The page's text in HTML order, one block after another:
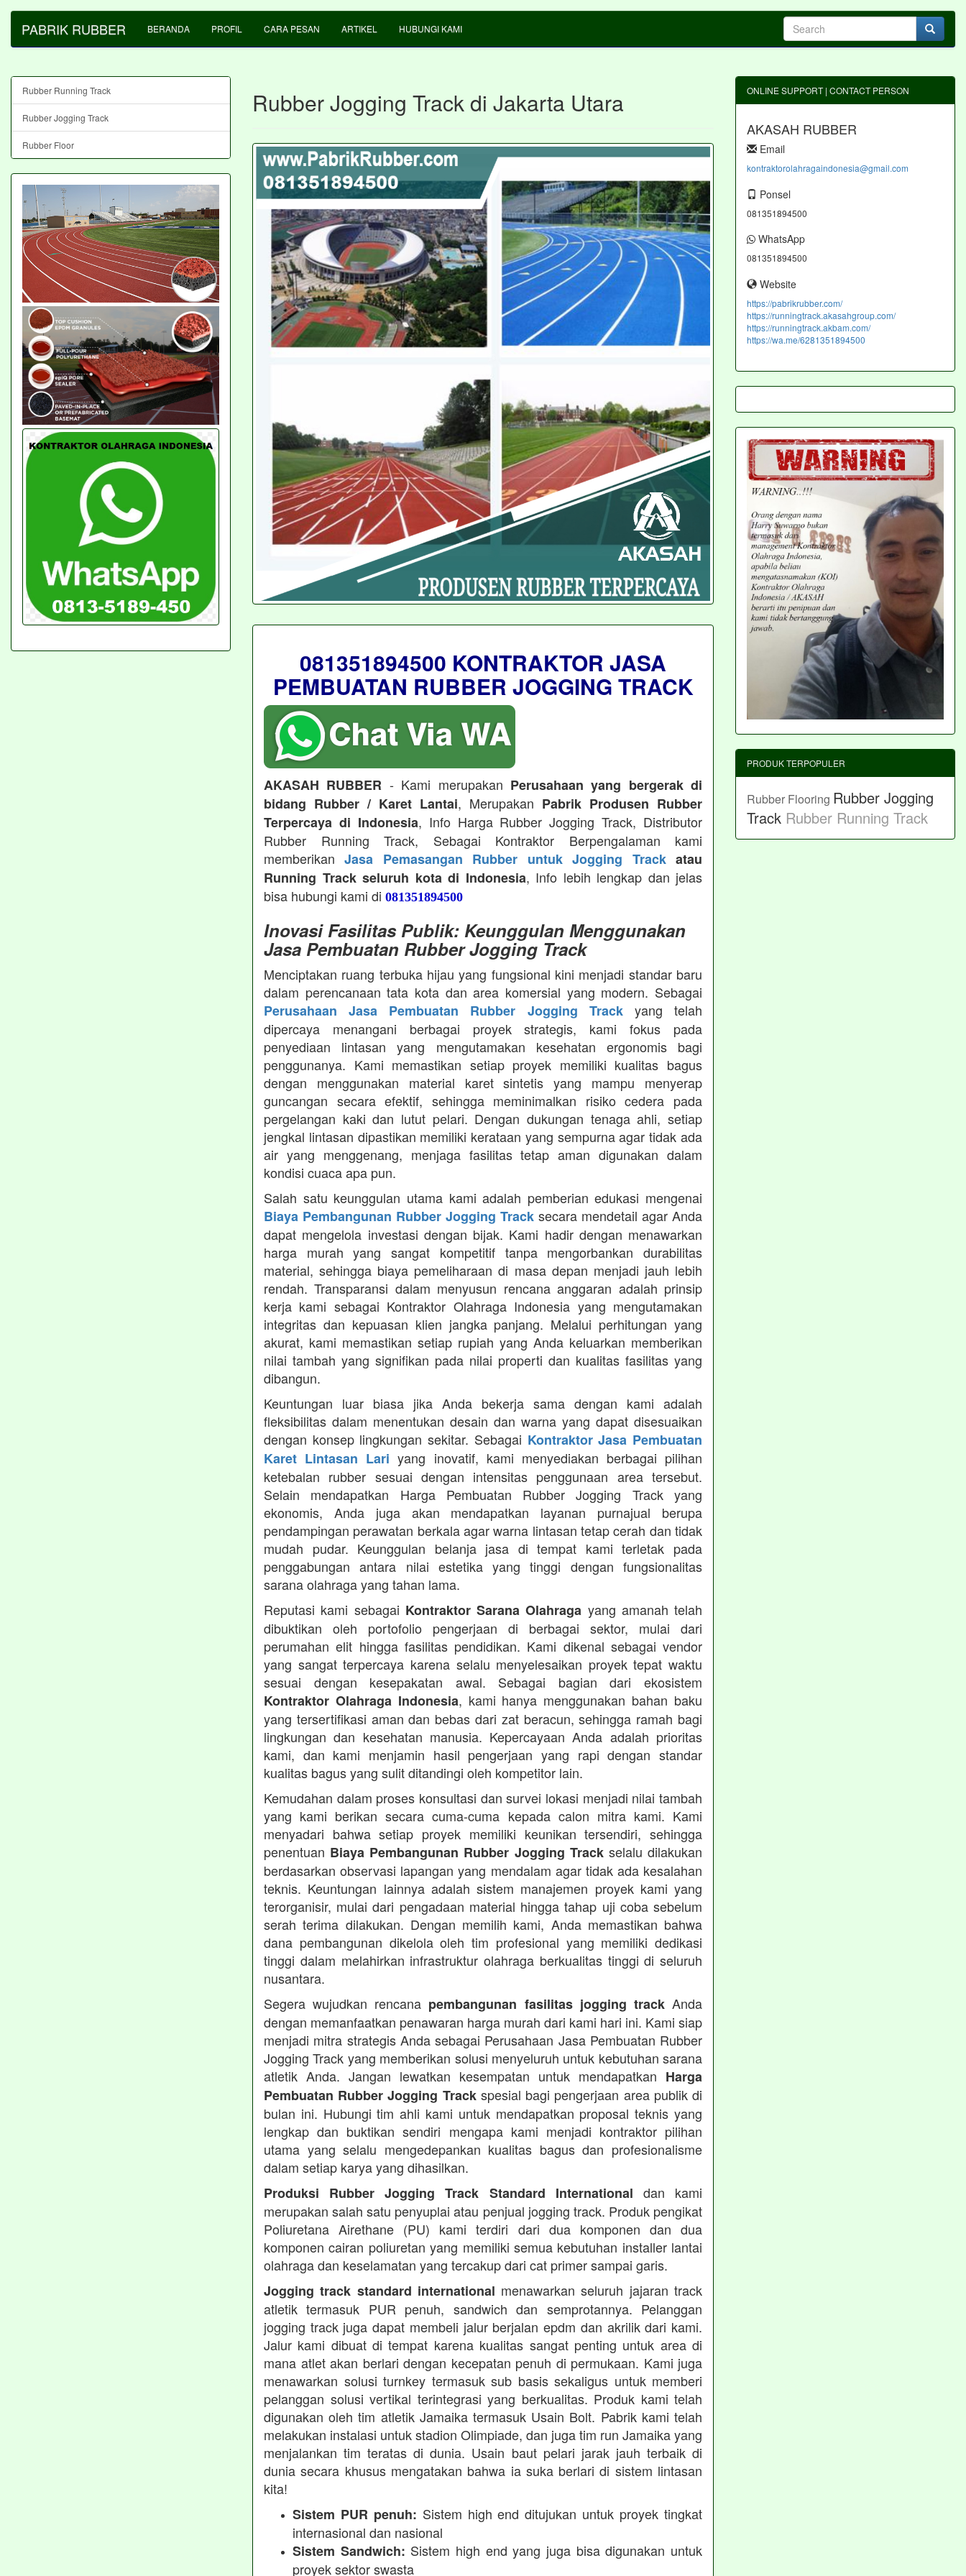
PABRIK RUBBER BERANDA PROFIL CARA PESAN ARTIKEL HUBUNGI KAMI
Rubber Jogging Track di Jakarta Utara
081351894500 KONTRAKTOR JASA
PEMBUATAN RUBBER JOGGING TRACK
AKASAH RUBBER - Kami merupakan Perusahaan yang bergerak di
bidang Rubber / Karet Lantai, Merupakan Pabrik Produsen Rubber
Terpercaya di Indonesia, Info Harga Rubber Jogging Track, Distributor
Rubber Running Track, Sebagai Kontraktor Berpengalaman kami
memberikanJasa Pemasangan Rubber untuk Jogging Trackatau
Running Track seluruh kota di Indonesia, Info lebih lengkap dan jelas
bisa hubungi kami di 081351894500
Inovasi Fasilitas Publik: Keunggulan Menggunakan
Jasa Pembuatan Rubber Jogging Track
Menciptakan ruang terbuka hijau yang fungsional kini menjadi standar baru
dalam perencanaan tata kota dan area komersial yang modern. Sebagai
Perusahaan Jasa Pembuatan Rubber Jogging Trackyang telah
dipercaya menangani berbagai proyek strategis, kami fokus pada
penyediaan lintasan yang mengutamakan kesehatan ergonomis bagi
penggunanya. Kami memastikan setiap proyek memiliki kualitas bagus
dengan menggunakan material karet sintetis yang mampu menyerap
guncangan secara efektif, sehingga meminimalkan risiko cedera pada
pergelangan kaki dan lutut pelari. Dengan dukungan tenaga ahli, setiap
jengkal lintasan dipastikan memiliki kerataan yang sempurna agar tidak ada
air yang menggenang, menjaga fasilitas tetap aman digunakan dalam
kondisi cuaca apa pun.
Salah satu keunggulan utama kami adalah pemberian edukasi mengenai
Biaya Pembangunan Rubber Jogging Track secara mendetail agar Anda
dapat mengelola investasi dengan bijak. Kami hadir dengan menawarkan
harga murah yang sangat kompetitif tanpa mengorbankan durabilitas
material, sehingga biaya pemeliharaan di masa depan menjadi jauh lebih
rendah. Transparansi dalam menyusun rencana anggaran adalah prinsip
kerja kami sebagai Kontraktor Olahraga Indonesia yang mengutamakan
integritas dan kepuasan klien jangka panjang. Melalui perhitungan yang
akurat, kami memastikan setiap rupiah yang Anda keluarkan memberikan
nilai tambah yang signifikan pada nilai properti dan kualitas fasilitas yang
dibangun.
Keuntungan luar biasa jika Anda bekerja sama dengan kami adalah
fleksibilitas dalam menentukan desain dan warna yang dapat disesuaikan
dengan konsep lingkungan sekitar. Sebagai Kontraktor Jasa Pembuatan
Karet Lintasan Lari yang inovatif, kami menyediakan berbagai pilihan
ketebalan rubber sesuai dengan intensitas penggunaan area tersebut.
Selain mendapatkan Harga Pembuatan Rubber Jogging Track yang
ekonomis, Anda juga akan mendapatkan layanan purnajual berupa
pendampingan perawatan berkala agar warna lintasan tetap cerah dan tidak
mudah pudar. Keunggulan belanja jasa di tempat kami terletak pada
penggabungan antara nilai estetika yang tinggi dengan fungsionalitas
sarana olahraga yang tahan lama.
Reputasi kami sebagai Kontraktor Sarana Olahraga yang amanah telah
dibuktikan oleh portofolio pengerjaan di berbagai sektor, mulai dari
perumahan elit hingga fasilitas pendidikan. Kami dikenal sebagai vendor
yang sangat terpercaya karena selalu menyelesaikan proyek tepat waktu
sesuai dengan kesepakatan awal. Sebagai bagian dari ekosistem
Kontraktor Olahraga Indonesia, kami hanya menggunakan bahan baku
yang tersertifikasi aman dan bebas dari zat beracun, sehingga ramah bagi
lingkungan dan kesehatan manusia. Kepercayaan Anda adalah prioritas
kami, dan kami menjamin hasil pengerjaan yang rapi dengan standar
kualitas bagus yang sulit ditandingi oleh kompetitor lain.
Kemudahan dalam proses konsultasi dan survei lokasi menjadi nilai tambah
yang kami berikan secara cuma-cuma kepada calon mitra kami. Kami
menyadari bahwa setiap proyek memiliki keunikan tersendiri, sehingga
penentuan Biaya Pembangunan Rubber Jogging Trackselalu dilakukan
berdasarkan observasi lapangan yang mendalam agar tidak ada kesalahan
teknis. Keuntungan lainnya adalah sistem manajemen proyek kami yang
terorganisir, mulai dari pengadaan material hingga tahap uji coba sebelum
serah terima dilakukan. Dengan memilih kami, Anda memastikan bahwa
dana pembangunan dikelola oleh tim profesional yang memiliki dedikasi
tinggi dalam melahirkan infrastruktur olahraga berkualitas tinggi di seluruh
nusantara.
Segera wujudkan rencana pembangunan fasilitas jogging trackAnda
dengan memanfaatkan penawaran harga murah dari kami hari ini. Kami siap
menjadi mitra strategis Anda sebagai Perusahaan Jasa Pembuatan Rubber
Jogging Track yang memberikan solusi menyeluruh untuk kebutuhan sarana
atletik Anda. Jangan lewatkan kesempatan untuk mendapatkan Harga
Pembuatan Rubber Jogging Trackspesial bagi pengerjaan area publik di
bulan ini. Hubungi tim ahli kami untuk mendapatkan proposal teknis yang
lengkap dan buktikan sendiri mengapa kami menjadi kontraktor pilihan
utama yang selalu mengedepankan kualitas bagus dan profesionalisme
dalam setiap karya yang dihasilkan.
Produksi Rubber Jogging Track Standard International dan kami
merupakan salah satu penyuplai atau penjual jogging track. Produk pengikat
Poliuretana Airethane (PU) kami terdiri dari dua komponen dan dua
komponen cairan poliuretan yang memiliki semua kebutuhan installer lantai
olahraga dan keselamatan yang tercakup dari cat primer sampai garis.
Jogging track standard international menawarkan seluruh jajaran track
atletik termasuk PUR penuh, sandwich dan semprotannya. Pelanggan
jogging track juga dapat membeli jalur berjalan epdm dan akrilik dari kami.
Jalur kami dibuat di tempat karena kualitas sangat penting untuk area di
mana atlet akan berlari dengan kecepatan penuh di permukaan. Kami juga
menawarkan solusi turnkey termasuk sub basis sekaligus untuk memberi
pelanggan solusi vertikal terintegrasi yang berkualitas. Produk kami telah
digunakan oleh tim atletik Jamaika termasuk Usain Bolt. Pabrik kami telah
melakukan instalasi untuk stadion Olimpiade, dan juga tim run Jamaika yang
menjalankan tim teratas di dunia. Usain baut pelari jarak jauh terbaik di
dunia secara khusus mengatakan bahwa ia suka berlari di sistem lintasan
kita!
Sistem PUR penuh: Sistem high end ditujukan untuk proyek tingkat
internasional dan nasional
Sistem Sandwich: Sistem high end yang juga bisa digunakan untuk
proyek sektor swasta
Rubber Running Track
Rubber Jogging Track
Rubber Floor
ONLINE SUPPORT | CONTACT PERSON
AKASAH RUBBER
Email
kontraktorolahragaindonesia@gmail.com
Ponsel
081351894500
WhatsApp
081351894500
Website
https://pabrikrubber.com/
https://runningtrack.akasahgroup.com/
https://runningtrack.akbam.com/
https://wa.me/6281351894500
PRODUK TERPOPULER
Rubber Flooring Rubber Jogging
Track Rubber Running Track